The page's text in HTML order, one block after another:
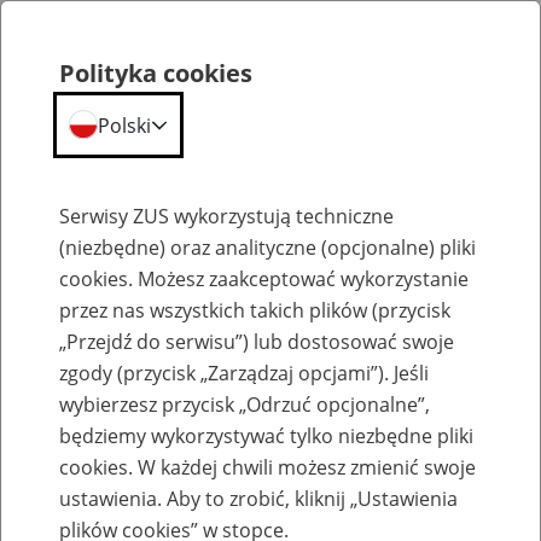
Aktualności
Informacja dla płatników składek, którzy
mają obowiązek złożenia zgłoszenia ZUS
Polityka cookies
Polski
Serwisy ZUS wykorzystują techniczne
(niezbędne) oraz analityczne (opcjonalne) pliki
cookies. Możesz zaakceptować wykorzystanie
przez nas wszystkich takich plików (przycisk
„Przejdź do serwisu”) lub dostosować swoje
zgody (przycisk „Zarządzaj opcjami”). Jeśli
wybierzesz przycisk „Odrzuć opcjonalne”,
będziemy wykorzystywać tylko niezbędne pliki
cookies. W każdej chwili możesz zmienić swoje
ustawienia. Aby to zrobić, kliknij „Ustawienia
plików cookies” w stopce.